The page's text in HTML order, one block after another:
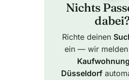
Nichts
Richte deinen
ein — wir
Düsseldorf